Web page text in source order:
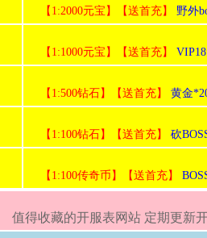
【1:2000元宝】【送首充】 野外
【1:1000元宝】【送首充】
【1:500钻石】【送首充】 黄金
【1:100钻石】【送首充】 砍
【1:100传奇币】【送首充】
值得收藏的开服表网站 定期更新